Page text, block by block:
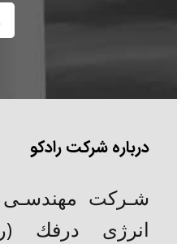
درباره شرکت رادکو
شـركت مهندسـی
انرژی درفك